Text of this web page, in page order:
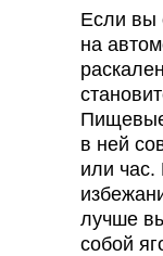
Если вы
на
в ней
или час.
лучше
собой